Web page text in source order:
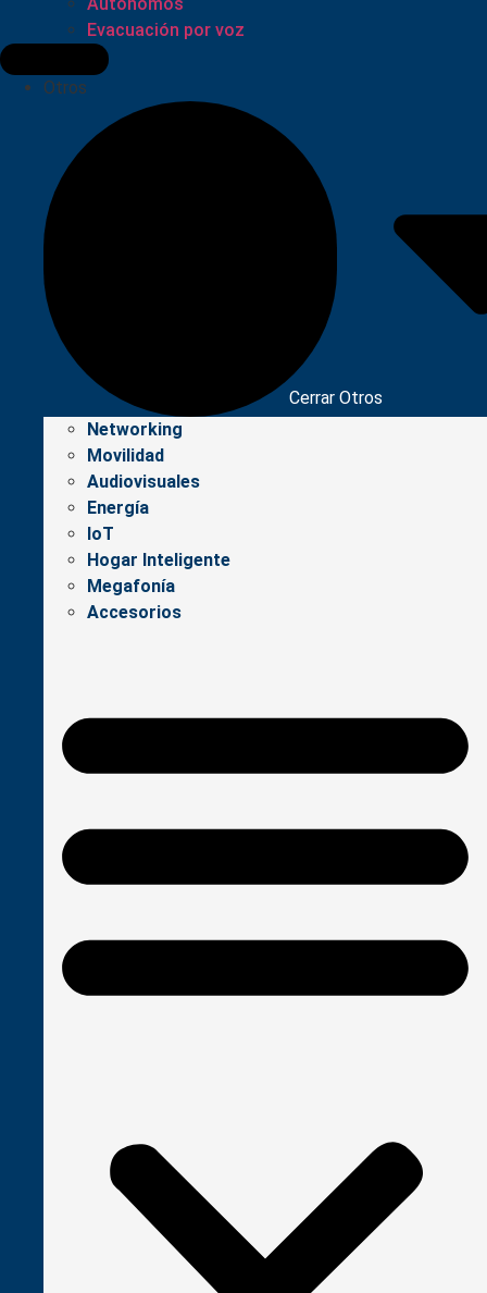
Evacuación por voz
Otros
Cerrar Otros
Networking
Movilidad
Audiovisuales
Energía
IoT
Hogar Inteligente
Megafonía
Accesorios